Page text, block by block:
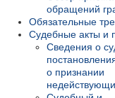
обращений
Обязательные
Судебные акты и
Сведения о
о признании